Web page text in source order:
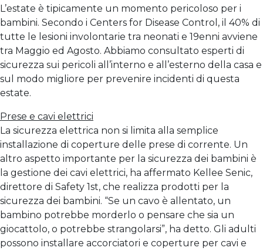
L’estate è tipicamente un momento pericoloso per i
bambini. Secondo i Centers for Disease Control, il 40% di
tutte le lesioni involontarie tra neonati e 19enni avviene
tra Maggio ed Agosto. Abbiamo consultato esperti di
sicurezza sui pericoli all’interno e all’esterno della casa e
sul modo migliore per prevenire incidenti di questa
estate.
Prese e cavi elettrici
La sicurezza elettrica non si limita alla semplice
installazione di coperture delle prese di corrente. Un
altro aspetto importante per la sicurezza dei bambini è
la gestione dei cavi elettrici, ha affermato Kellee Senic,
direttore di Safety 1st, che realizza prodotti per la
sicurezza dei bambini. “Se un cavo è allentato, un
bambino potrebbe morderlo o pensare che sia un
giocattolo, o potrebbe strangolarsi”, ha detto. Gli adulti
possono installare accorciatori e coperture per cavi e